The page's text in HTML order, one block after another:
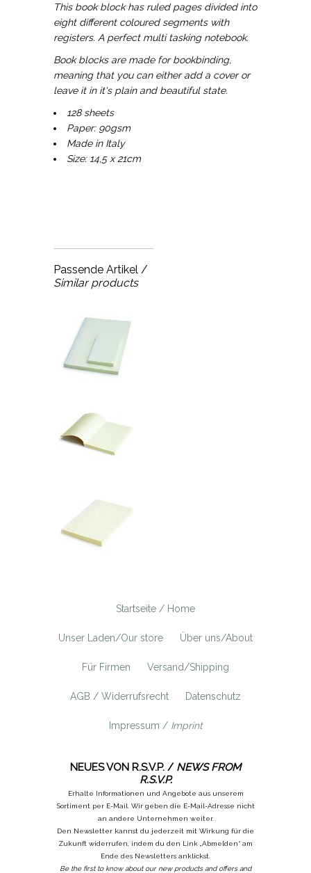
This book block has ruled pages divided into
eight different coloured segments with
registers. A perfect multi tasking notebook.
Book blocks are made for bookbinding,
meaning that you can either add a cover or
leave it in it's plain and beautiful state.
128 sheets
Paper: 90gsm
Made in Italy
Size: 14,5 x 21cm
Passende Artikel /
Similar products
Startseite / Home
Unser Laden/Our store Über uns/About
Für Firmen Versand/Shipping
AGB / Widerrufsrecht Datenschutz
Impressum / Imprint
NEUES VON R.S.V.P. / NEWS FROM
R.S.V.P.
Erhalte Informationen und Angebote aus unserem
Sortiment per E-Mail. Wir geben die E-Mail-Adresse nicht
an andere Unternehmen weiter.
Den Newsletter kannst du jederzeit mit Wirkung für die
Zukunft widerrufen, indem du den Link „Abmelden“ am
Ende des Newsletters anklickst.
Be the first to know about our new products and offers and